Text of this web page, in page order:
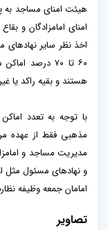
هیئت امنای مساجد به
امنای امامزادگان و
اخذ نظر سایر
۶۰ تا ۷۰ درصد
هستند و بقیه راکد یا
با توجه به تعدد
مذهبی فقط از عهده
مدیریت مساجد و
و نهادهای مسئول مثل
امامان جمعه وظیفه
تصاویر